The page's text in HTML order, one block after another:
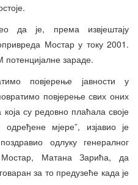
да је, према извјештају
Мостар у току 2001.
зараде.
повјерење јавности у
повјерење свих оних
су редовно плаћала своје
мјере”, изјавио је
одлуку генералног
Мостар, Матана Зарића, да
за то предузеће када је